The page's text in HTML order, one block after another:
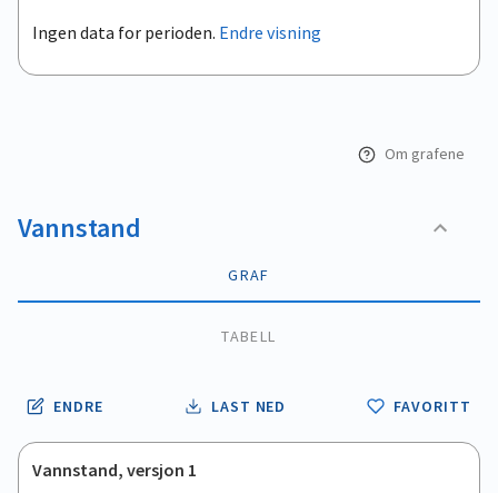
.
View as data table, .
Ingen data for perioden. Endre visning
Om grafene
Vannstand
GRAF
TABELL
ENDRE LAST NED FAVORITT
Vannstand, versjon 1